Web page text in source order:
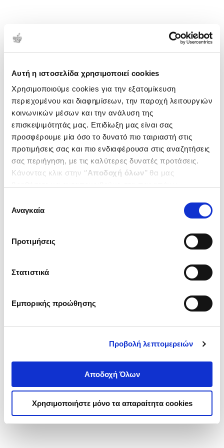
Αυτή η ιστοσελίδα χρησιμοποιεί cookies
Χρησιμοποιούμε cookies για την εξατομίκευση
περιεχομένου και διαφημίσεων, την παροχή λειτουργιών
κοινωνικών μέσων και την ανάλυση της
επισκεψιμότητάς μας. Επιδίωξη μας είναι σας
προσφέρουμε μία όσο το δυνατό πιο ταιριαστή στις
προτιμήσεις σας και πιο ενδιαφέρουσα στις αναζητήσεις
σας περιήγηση, με τις καλύτερες δυνατές προτάσεις.
Κάνοντας κλικ στην ‘’Αποδοχή όλων’’ θα μας
ενδιαφέρουν και να επιλέξετε από τα παρακάτω με την
΄΄και να ενημερωθείτε σχετικά με
συγκατάθεσης
Αναγκαία
Προτιμήσεις
Στατιστικά
Εμπορικής προώθησης
Προβολή λεπτομερειών
Αποδοχή Όλων
Χρησιμοποιήστε μόνο τα απαραίτητα cookies